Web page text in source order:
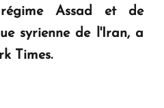
Assad et de
syrienne de l'Iran, a
Times.